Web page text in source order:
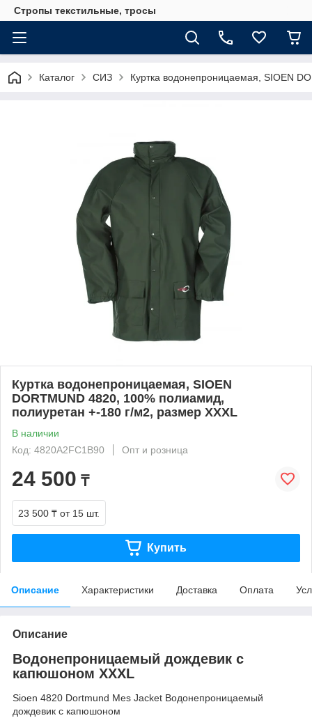
Стропы текстильные, тросы
Каталог СИЗ Куртка водонепроницаемая, SIOEN
Куртка водонепроницаемая, SIOEN
DORTMUND 4820, 100% полиамид,
полиуретан +-180 г/м2, размер XXXL
В наличии
Код: 4820A2FC1B90
Опт и розница
24 500 ₸
23 500 ₸ от 15 шт.
Купить
Описание Характеристики Доставка Оплата
Описание
Водонепроницаемый дождевик с
капюшоном XXXL
Sioen 4820 Dortmund Mes Jacket Водонепроницаемый
дождевик с капюшоном